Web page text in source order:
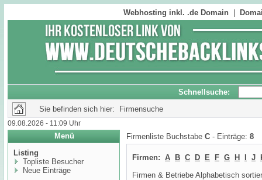
Webhosting inkl. .de Domain
Schnellsuche:
Sie befinden sich hier: Firmensuche
09.08.2026 - 11:09 Uhr
Menü
Listing
Topliste Besucher
Neue Einträge
Firmenliste Buchstabe C - Einträge: 8
Firmen: A B C D E F G H J
Firmen & Betriebe Alphabetisch